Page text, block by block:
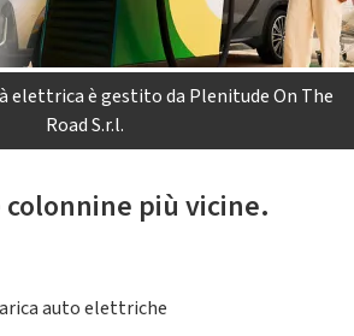
elettrica è gestito da Plenitude On The
Road S.r.l.
colonnine più vicine.
auto elettriche